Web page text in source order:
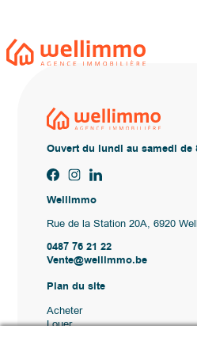
Ouvert du lundi au samedi de
Wellimmo
Rue de la Station 20A, 6920
0487 76 21 22
Vente@wellimmo.be
Plan du site
Acheter
Louer